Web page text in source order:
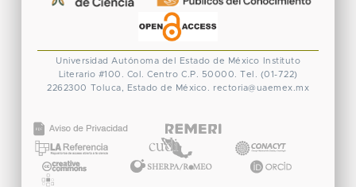
Universidad Autónoma del Estado de México
Instituto
Literario #100. Col. Centro C.P. 50000. Tel. (01-722)
2262300 Toluca, Estado de México. rectoria@uaemex.mx